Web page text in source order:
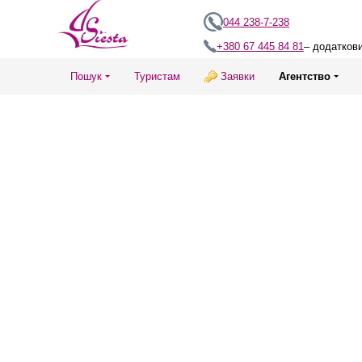
044 238-7-238
+380 67 445 84 81–
Пошук Туристам Заявки Агентство